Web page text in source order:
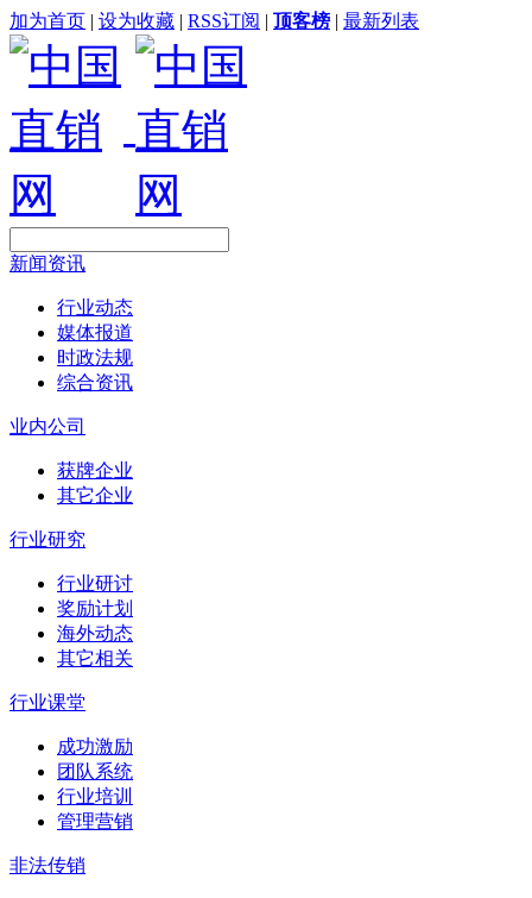
加为首页 | 设为收藏 | RSS订阅 | 顶客榜 | 最新列表
新闻资讯
行业动态
媒体报道
时政法规
综合资讯
业内公司
获牌企业
其它企业
行业研究
行业研讨
奖励计划
海外动态
其它相关
行业课堂
成功激励
团队系统
行业培训
管理营销
非法传销